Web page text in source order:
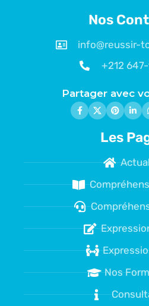
Nos
info@reussir-
+212
Partager avec
Les
Nos